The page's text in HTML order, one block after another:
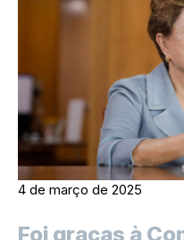
4 de março de 2025
Foi graças à